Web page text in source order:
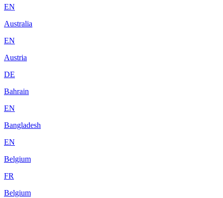
EN
Australia
EN
Austria
DE
Bahrain
EN
Bangladesh
EN
Belgium
FR
Belgium